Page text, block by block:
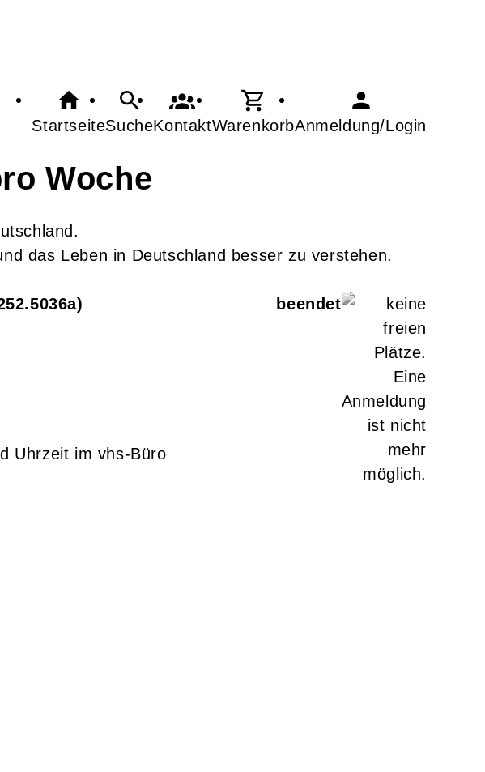
StartseiteSucheKontaktWarenkorbAnmeldung/Login
Woche
das Leben in Deutschland besser zu verstehen.
Uhrzeit im vhs-Büro